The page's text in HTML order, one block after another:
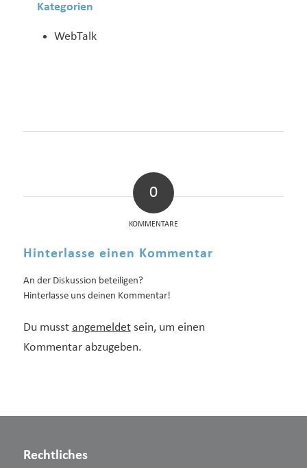
Kategorien
WebTalk
0
KOMMENTARE
Hinterlasse einen Kommentar
An der Diskussion beteiligen?
Hinterlasse uns deinen Kommentar!
Du musst angemeldetsein, um einen
Kommentar abzugeben.
Rechtliches